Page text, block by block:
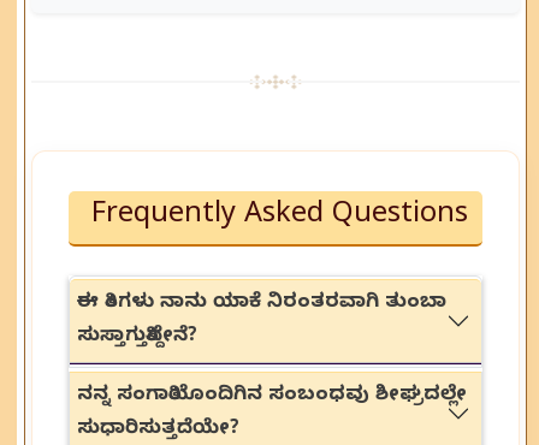
Frequently Asked Questions
ಈ ತಿಂಗಳು ನಾನು ಯಾಕೆ ನಿರಂತರವಾಗಿ ತುಂಬಾ
ಸುಸ್ತಾಗುತ್ತಿದ್ದೇನೆ?
ನನ್ನ ಸಂಗಾತಿಯೊಂದಿಗಿನ ಸಂಬಂಧವು ಶೀಘ್ರದಲ್ಲೇ
ಸುಧಾರಿಸುತ್ತದೆಯೇ?